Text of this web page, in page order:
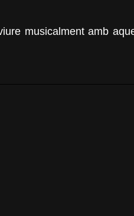
musicalment amb